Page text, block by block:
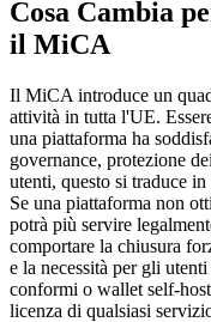
Cosa Cambia
il MiCA
Il MiCA introduce un
attività in tutta l'UE.
una piattaforma ha
governance, protezione
utenti, questo si traduce
Se una piattaforma non
potrà più servire
comportare la chiusura
e la necessità per gli
conformi o wallet self-
licenza di qualsiasi